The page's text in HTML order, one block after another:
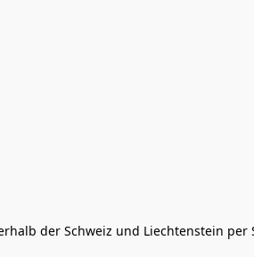
der Schweiz und Liechtenstein per